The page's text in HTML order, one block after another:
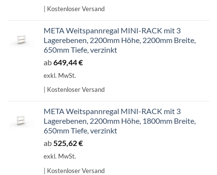
707,14 €
| Kostenloser Versand
META Weitspannregal MINI-RACK mit 3
Lagerebenen, 2200mm Höhe, 2200mm Breite,
650mm Tiefe, verzinkt
ab649,44€
exkl. MwSt.
| Kostenloser Versand
META Weitspannregal MINI-RACK mit 3
Lagerebenen, 2200mm Höhe, 1800mm Breite,
650mm Tiefe, verzinkt
ab525,62€
exkl. MwSt.
| Kostenloser Versand